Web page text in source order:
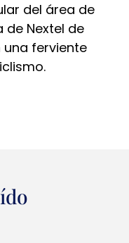
del área de
Nextel de
una ferviente